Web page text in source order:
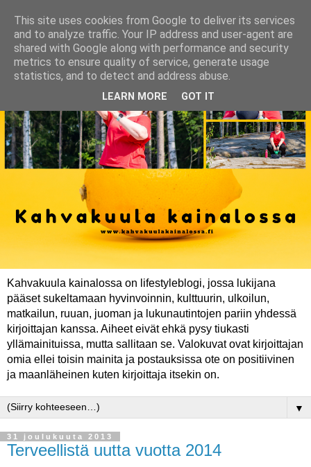
Kahvakuula kainalossa on lifestyleblogi, jossa lukijana
pääset sukeltamaan hyvinvoinnin, kulttuurin, ulkoilun,
matkailun, ruuan, juoman ja lukunautintojen pariin yhdessä
kirjoittajan kanssa. Aiheet eivät ehkä pysy tiukasti
yllämainituissa, mutta sallitaan se. Valokuvat ovat kirjoittajan
omia ellei toisin mainita ja postauksissa ote on positiivinen
ja maanläheinen kuten kirjoittaja itsekin on.
▼
31 joulukuuta 2013
Terveellistä uutta vuotta 2014
This site uses cookies from Google to deliver its services
and to analyze traffic. Your IP address and user-agent are
shared with Google along with performance and security
metrics to ensure quality of service, generate usage
statistics, and to detect and address abuse.
LEARN MORE GOT IT